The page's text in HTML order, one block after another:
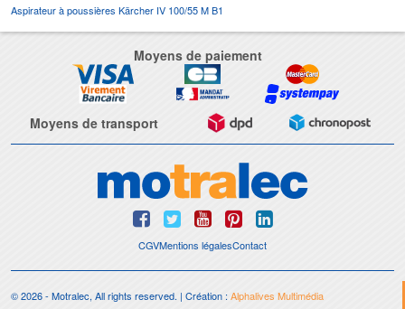
Aspirateur à poussières Kärcher IV 100/55 M B1
Moyens de paiement
Moyens de transport
CGVMentions légalesContact
© 2026 - Motralec, All rights reserved. | Création :Alphalives Multimédia